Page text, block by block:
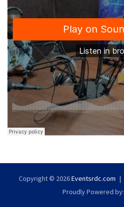
Copyright © 2026Eventsrdc.com
Proudly Powered by: